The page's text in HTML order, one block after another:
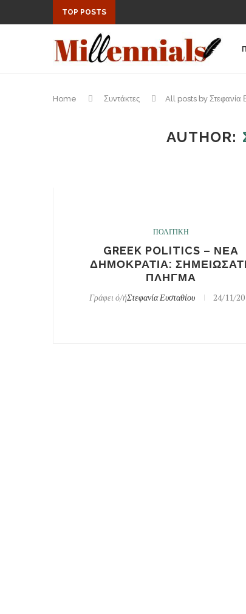
TOP POSTS
Home Συντάκτες All posts by Στεφανία
AUTHOR
ΠΟΛΙΤΙΚΗ
GREEK POLITICS – ΝΕΑ
ΔΗΜΟΚΡΑΤΙΑ:
ΠΛΗΓΜΑ
Γράφει ό/ήΣτεφανία Ευσταθίου 24/11/